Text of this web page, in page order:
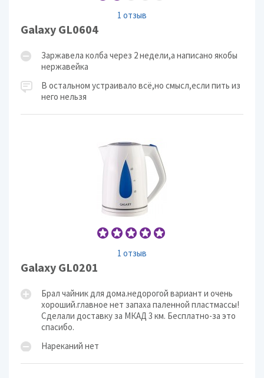
1 отзыв
Galaxy GL0604
Заржавела колба через 2 недели,а написано якобы
нержавейка
В остальном устраивало всё,но смысл,если пить из
него нельзя
1 отзыв
Galaxy GL0201
Брал чайник для дома.недорогой вариант и очень
хороший.главное нет запаха паленной пластмассы!
Сделали доставку за МКАД 3 км. Бесплатно-за это
спасибо.
Нареканий нет